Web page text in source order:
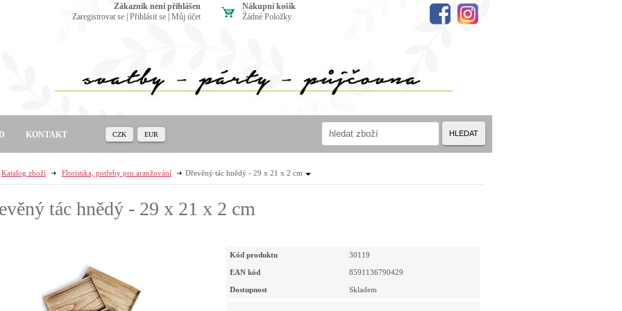
Katalog zboží Floristika, potřeby pro aranžování Dřevěný tác hnědý - 29 x 21 x 2 cm
tác hnědý - 29 x 21 x 2 cm
Kód produktu 30119
EAN kód 8591136790429
Dostupnost Skladem
Nákupní košík
Žádné Položky
zákazník není přihlášen
Zaregistrovat se Přihlásit se Můj účet
KONTAKT CZK EUR HLEDAT